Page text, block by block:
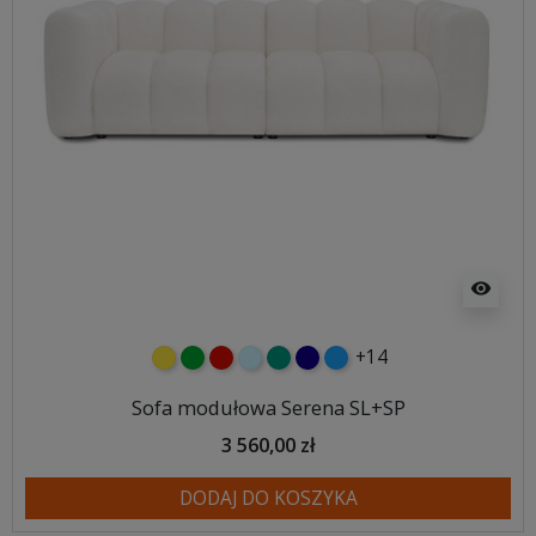
visibility
żółtyzielonyczerwony
błękitnyturkusowy
granatowy
niebieski
+14
Sofa modułowa Serena SL+SP
3 560,00 zł
DODAJ DO KOSZYKA